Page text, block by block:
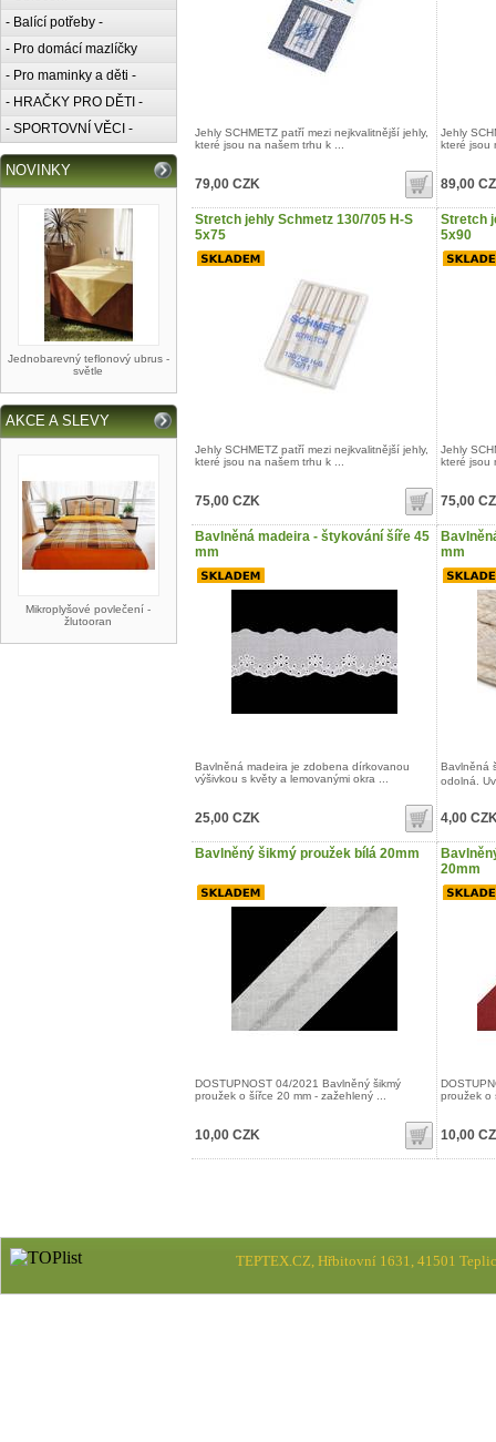
- Balící potřeby -
- Pro domácí mazlíčky
- Pro maminky a děti -
- HRAČKY PRO DĚTI -
- SPORTOVNÍ VĚCI -
NOVINKY
Jednobarevný teflonový ubrus -
světle
AKCE A SLEVY
Mikroplyšové povlečení -
žlutooran
Jehly SCHMETZ patří mezi nejkvalitnější jehly,
které jsou na našem trhu k ...
79,00 CZK
Jehly
které jsou
89,00
Stretch jehly Schmetz 130/705 H-S
5x75
Jehly SCHMETZ patří mezi nejkvalitnější jehly,
které jsou na našem trhu k ...
75,00 CZK
Stretch
5x90
Jehly
které jsou
75,00
Bavlněná madeira - štykování šíře 45
mm
Bavlněná madeira je zdobena dírkovanou
výšivkou s květy a lemovanými okra ...
25,00 CZK
mm
Bavlněná
odolná.
4,00
Bavlněný šikmý proužek bílá 20mm
DOSTUPNOST 04/2021 Bavlněný šikmý
proužek o šířce 20 mm - zažehlený ...
10,00 CZK
20mm
proužek o
10,00
TEPTEX.CZ, Hřbitovní 1631, 41501